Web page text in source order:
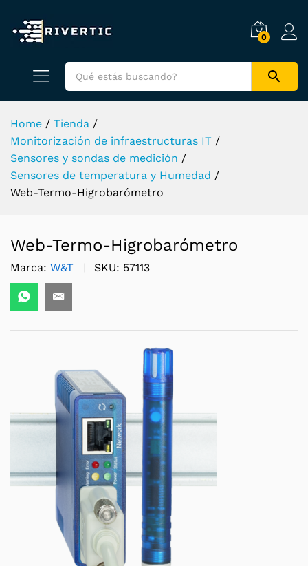
0
Home / Tienda /
Monitorización de infraestructuras IT /
Sensores y sondas de medición /
Sensores de temperatura y Humedad /
Web-Termo-Higrobarómetro
Web-Termo-Higrobarómetro
Marca: W&T SKU: 57113